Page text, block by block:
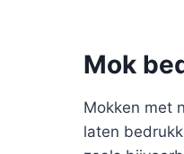
Mok
Mokken met
laten